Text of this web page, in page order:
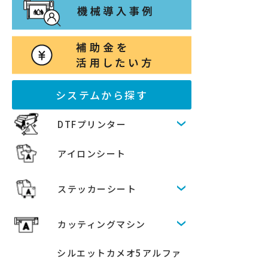
システムから探す
DTFプリンター
アイロンシート
ステッカーシート
カッティングマシン
シルエットカメオ5アルファ